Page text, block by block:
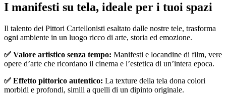
Pause
I manifesti su tela, ideale per i tuoi spazi
Il talento dei Pittori Cartellonisti esaltato dalle nostre tele, trasforma
ogni ambiente in un luogo ricco di arte, storia ed emozione.
✅ Valore artistico senza tempo: Manifesti e locandine di film, vere
opere d’arte che ricordano il cinema e l’estetica di un’intera epoca.
✅ Effetto pittorico autentico: La texture della tela dona colori
morbidi e profondi, simili a quelli di un dipinto originale.